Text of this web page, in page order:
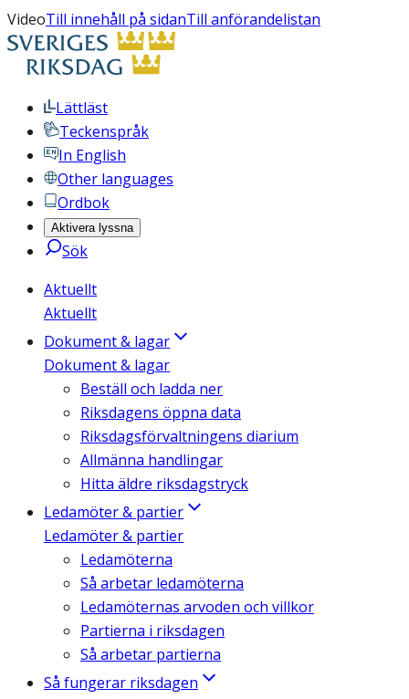
VideoTill innehåll på sidanTill anförandelistan
Lättläst
Teckenspråk
In English
Other languages
Ordbok
Aktivera lyssna
Sök
Aktuellt
Aktuellt
Dokument & lagar
Dokument & lagar
Beställ och ladda ner
Riksdagens öppna data
Riksdagsförvaltningens diarium
Allmänna handlingar
Hitta äldre riksdagstryck
Ledamöter & partier
Ledamöter & partier
Ledamöterna
Så arbetar ledamöterna
Ledamöternas arvoden och villkor
Partierna i riksdagen
Så arbetar partierna
Så fungerar riksdagen